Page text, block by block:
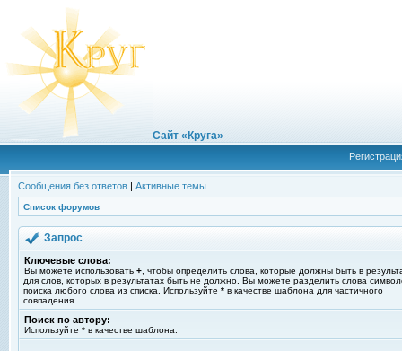
Сайт «Круга»
Сообщения без ответов | Активные темы
Список форумов
Запрос
Ключевые слова:
Вы можете использовать + , чтобы определить слова, которые должны быть в
для слов, которых в результатах быть не должно. Вы можете разделить слова
поиска любого слова из списка. Используйте * в качестве шаблона для частичного
совпадения.
Поиск по автору:
Используйте * в качестве шаблона.